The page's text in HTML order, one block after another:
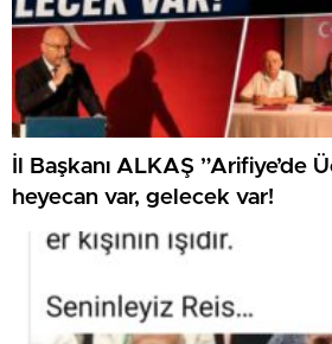
İl Başkanı ALKAŞ ”Arifiye’de
heyecan var, gelecek var!